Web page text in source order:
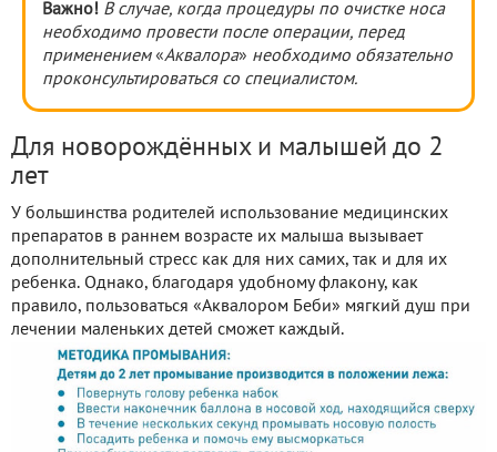
Важно! В случае, когда процедуры по очистке носа
необходимо провести после операции, перед
применением «Аквалора» необходимо обязательно
проконсультироваться со специалистом.
Для новорождённых и малышей до 2
лет
У большинства родителей использование медицинских
препаратов в раннем возрасте их малыша вызывает
дополнительный стресс как для них самих, так и для их
ребенка. Однако, благодаря удобному флакону, как
правило, пользоваться «Аквалором Беби» мягкий душ при
лечении маленьких детей сможет каждый.